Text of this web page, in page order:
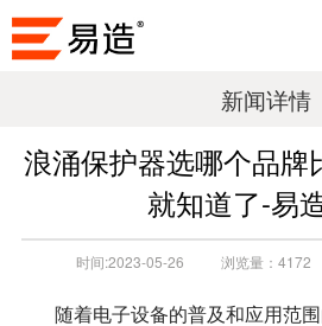
新闻详情
浪涌保护器选哪个品牌
就知道了-易
时间:2023-05-26 浏览量： 4172
随着电子设备的普及和应用范